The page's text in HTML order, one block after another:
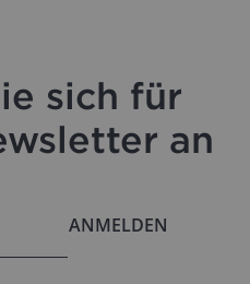
sich für
an
ANMELDEN